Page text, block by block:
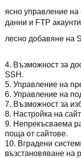
ясно управление на
данни и FTP
лесно добавяне на
4. Възможност за
SSH.
5. Управление на
6. Управление на
7. Възможност за
8. Настройка на
9. Непрекъсваема
поща от сайтове.
10. Вградени
възстановяване на